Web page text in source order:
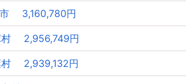
3,160,780円
2,956,749円
2,939,132円